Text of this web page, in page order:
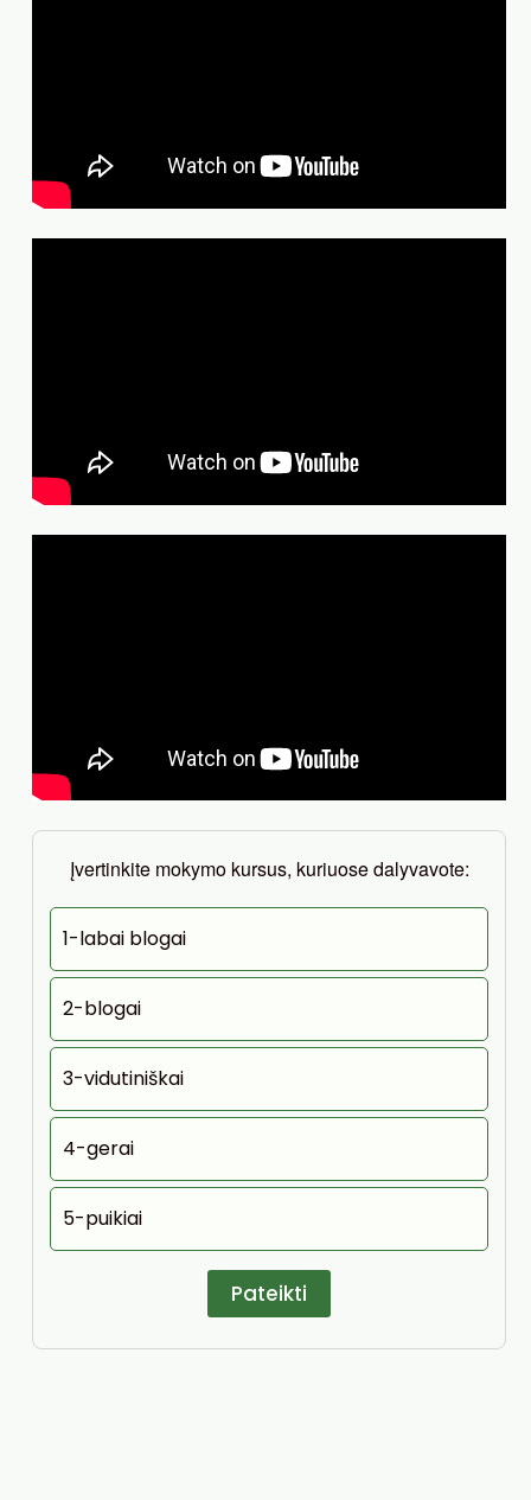
Įvertinkite mokymo kursus, kuriuose dalyvavote:
1-labai blogai
2-blogai
3-vidutiniškai
4-gerai
5-puikiai